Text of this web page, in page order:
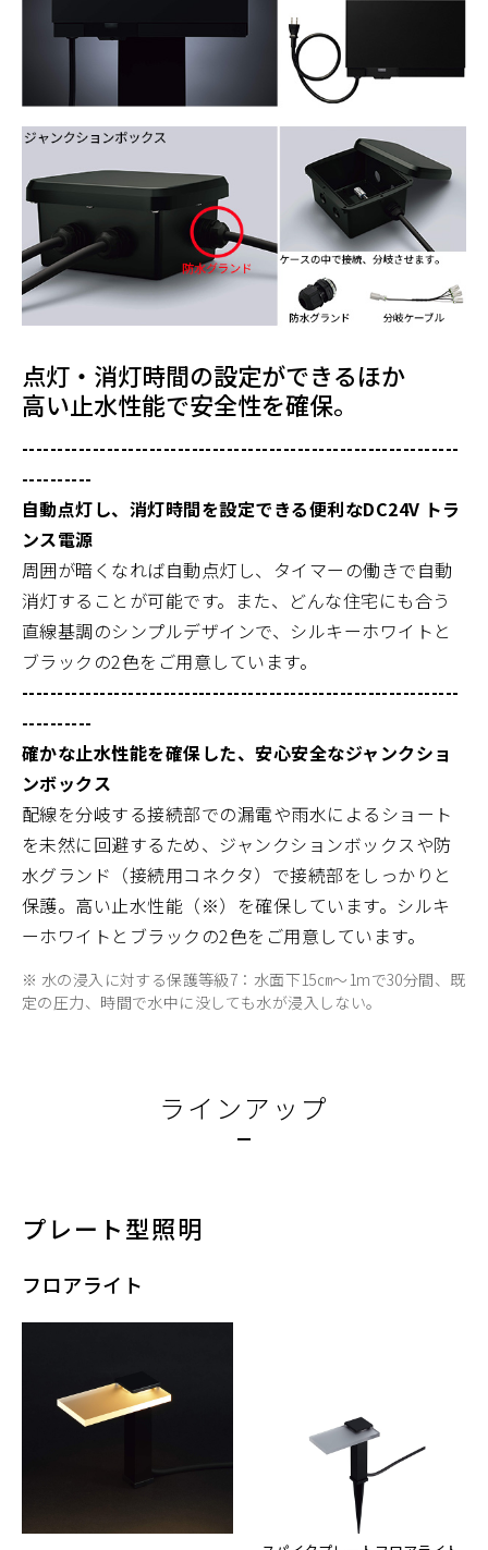
点灯・消灯時間の設定ができるほか
高い止水性能で安全性を確保。
--------------------------------------------------------------
----------
自動点灯し、消灯時間を設定できる便利なDC24V トラ
ンス電源
周囲が暗くなれば自動点灯し、タイマーの働きで自動
消灯することが可能です。また、どんな住宅にも合う
直線基調のシンプルデザインで、シルキーホワイトと
ブラックの2色をご用意しています。
--------------------------------------------------------------
----------
確かな止水性能を確保した、安心安全なジャンクショ
ンボックス
配線を分岐する接続部での漏電や雨水によるショート
を未然に回避するため、ジャンクションボックスや防
水グランド（接続用コネクタ）で接続部をしっかりと
保護。高い止水性能（※）を確保しています。シルキ
ーホワイトとブラックの2色をご用意しています。
※ 水の浸入に対する保護等級7：水面下15㎝～1mで30分間、既
定の圧力、時間で水中に没しても水が浸入しない。
ラインアップ
プレート型照明
フロアライト